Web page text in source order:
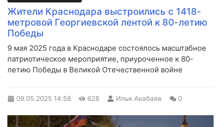
Жители Краснодара выстроились с 1418-
метровой Георгиевской лентой к 80-летию
Победы
9 мая 2025 года в Краснодаре состоялось масштабное
патриотическое мероприятие, приуроченное к 80-
летию Победы в Великой Отечественной войне
09.05.2025 14:58 628 Илья Акабаев 0